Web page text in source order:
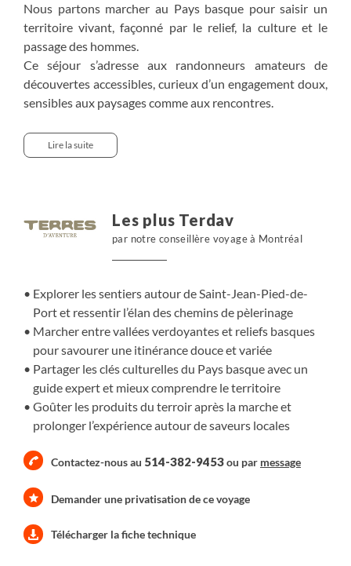
Nous partons marcher au Pays basque pour saisir un
territoire vivant, façonné par le relief, la culture et le
passage des hommes.
Ce séjour s’adresse aux randonneurs amateurs de
découvertes accessibles, curieux d’un engagement doux,
sensibles aux paysages comme aux rencontres.
Au départ de Saint-Jean-Pied-de-Port, nous suivons les
traces des pèlerins. Les sentiers ondulent entre vallées
une facette différente du Pays basque, entre villages
classés, montagnes arrondies et horizons ouverts. Notre
Les pauses deviennent des moments d’échange. À table,
le territoire s’exprime autrement. Fromage de brebis, vin
d’Irouléguy, piment d’Espelette et recettes locales
ponctuent les journées. Une façon simple et généreuse
de prolonger la marche, autour de saveurs ancrées et
d’un art de vivre bien présent.
Lire la suite
Les plus Terdav
par notre conseillère voyage à Montréal
Explorer les sentiers autour de Saint-Jean-Pied-de-
Port et ressentir l’élan des chemins de pèlerinage
Marcher entre vallées verdoyantes et reliefs basques
pour savourer une itinérance douce et variée
Partager les clés culturelles du Pays basque avec un
guide expert et mieux comprendre le territoire
Goûter les produits du terroir après la marche et
prolonger l’expérience autour de saveurs locales
Contactez-nous au 514-382-9453ou par message
Demander une privatisation de ce voyage
Télécharger la fiche technique